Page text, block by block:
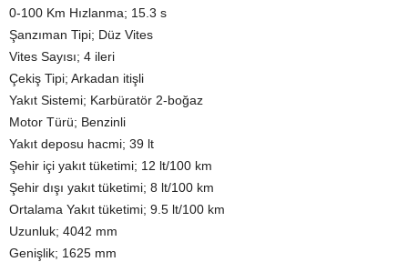
0-100 Km Hızlanma; 15.3 s
Şanzıman Tipi; Düz Vites
Vites Sayısı; 4 ileri
Çekiş Tipi; Arkadan itişli
Yakıt Sistemi; Karbüratör 2-boğaz
Motor Türü; Benzinli
Yakıt deposu hacmi; 39 lt
Şehir içi yakıt tüketimi; 12 lt/100 km
Şehir dışı yakıt tüketimi; 8 lt/100 km
Ortalama Yakıt tüketimi; 9.5 lt/100 km
Uzunluk; 4042 mm
Genişlik; 1625 mm